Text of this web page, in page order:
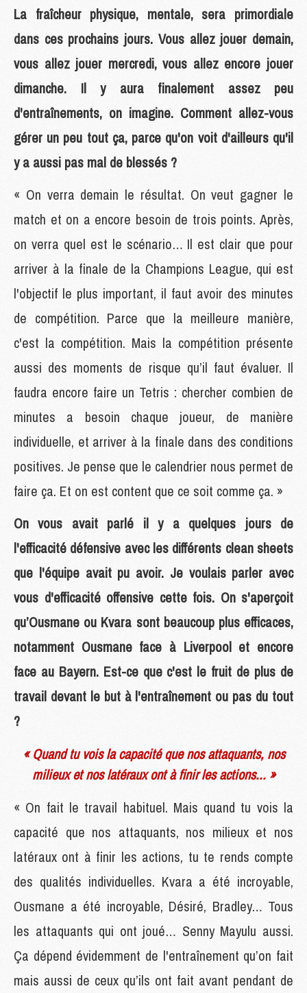
La fraîcheur physique, mentale, sera primordiale
dans ces prochains jours. Vous allez jouer demain,
vous allez jouer mercredi, vous allez encore jouer
dimanche. Il y aura finalement assez peu
d'entraînements, on imagine. Comment allez-vous
gérer un peu tout ça, parce qu'on voit d'ailleurs qu'il
y a aussi pas mal de blessés ?
« On verra demain le résultat. On veut gagner le
match et on a encore besoin de trois points. Après,
on verra quel est le scénario… Il est clair que pour
arriver à la finale de la Champions League, qui est
l'objectif le plus important, il faut avoir des minutes
de compétition. Parce que la meilleure manière,
c'est la compétition. Mais la compétition présente
aussi des moments de risque qu’il faut évaluer. Il
faudra encore faire un Tetris : chercher combien de
minutes a besoin chaque joueur, de manière
individuelle, et arriver à la finale dans des conditions
positives. Je pense que le calendrier nous permet de
faire ça. Et on est content que ce soit comme ça. »
On vous avait parlé il y a quelques jours de
l'efficacité défensive avec les différents clean sheets
que l'équipe avait pu avoir. Je voulais parler avec
vous d'efficacité offensive cette fois. On s'aperçoit
qu’Ousmane ou Kvara sont beaucoup plus efficaces,
notamment Ousmane face à Liverpool et encore
face au Bayern. Est-ce que c'est le fruit de plus de
travail devant le but à l'entraînement ou pas du tout
?
« Quand tu vois la capacité que nos attaquants, nos
milieux et nos latéraux ont à finir les actions... »
« On fait le travail habituel. Mais quand tu vois la
capacité que nos attaquants, nos milieux et nos
latéraux ont à finir les actions, tu te rends compte
des qualités individuelles. Kvara a été incroyable,
Ousmane a été incroyable, Désiré, Bradley… Tous
les attaquants qui ont joué… Senny Mayulu aussi.
Ça dépend évidemment de l'entraînement qu’on fait
mais aussi de ceux qu’ils ont fait avant pendant de